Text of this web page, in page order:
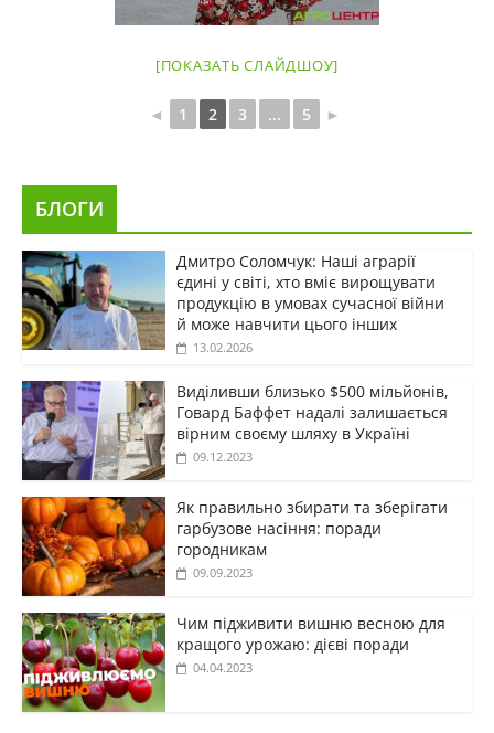
[ПОКАЗАТЬ СЛАЙДШОУ]
◄ 1 2 3 ... 5 ►
БЛОГИ
Дмитро Соломчук: Наші аграрії
єдині у світі, хто вміє вирощувати
продукцію в умовах сучасної війни
й може навчити цього інших
13.02.2026
Виділивши близько $500 мільйонів,
Говард Баффет надалі залишається
вірним своєму шляху в Україні
09.12.2023
Як правильно збирати та зберігати
гарбузове насіння: поради
городникам
09.09.2023
Чим підживити вишню весною для
кращого урожаю: дієві поради
04.04.2023